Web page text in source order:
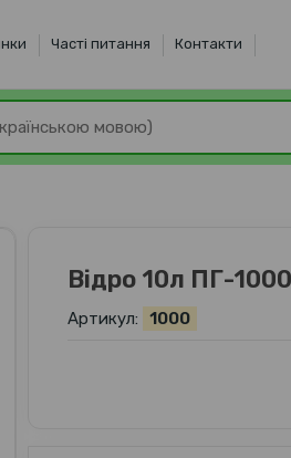
Часті питання Контакти
Відро 10л ПГ-
Артикул: 1000